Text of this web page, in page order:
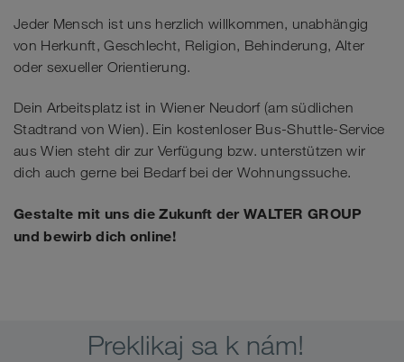
Jeder Mensch ist uns herzlich willkommen, unabhängig
von Herkunft, Geschlecht, Religion, Behinderung, Alter
oder sexueller Orientierung.
Dein Arbeitsplatz ist in Wiener Neudorf (am südlichen
Stadtrand von Wien). Ein kostenloser Bus-Shuttle-Service
aus Wien steht dir zur Verfügung bzw. unterstützen wir
dich auch gerne bei Bedarf bei der Wohnungssuche.
Gestalte mit uns die Zukunft der WALTER GROUP
und bewirb dich online!
Preklikaj sa k nám!